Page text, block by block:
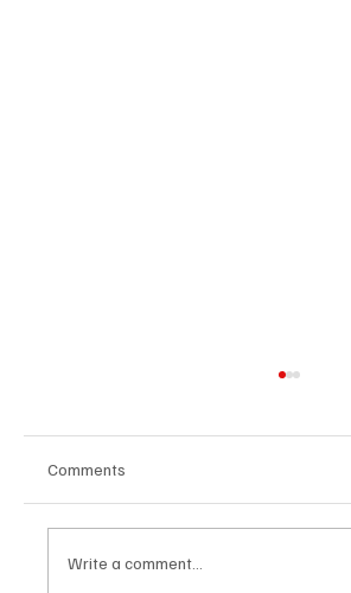
Comments
Write a comment...